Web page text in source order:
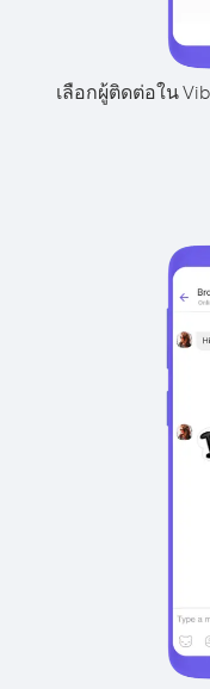
เลือกผู้ติดต่อใน